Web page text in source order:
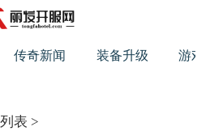
传奇新闻 装备升级 游戏
表 >